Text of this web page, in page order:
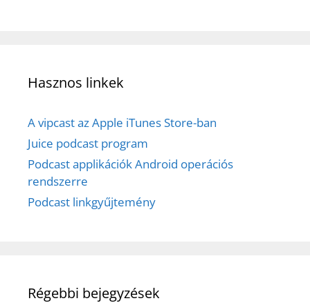
Hasznos linkek
A vipcast az Apple iTunes Store-ban
Juice podcast program
Podcast applikációk Android operációs
rendszerre
Podcast linkgyűjtemény
Régebbi bejegyzések